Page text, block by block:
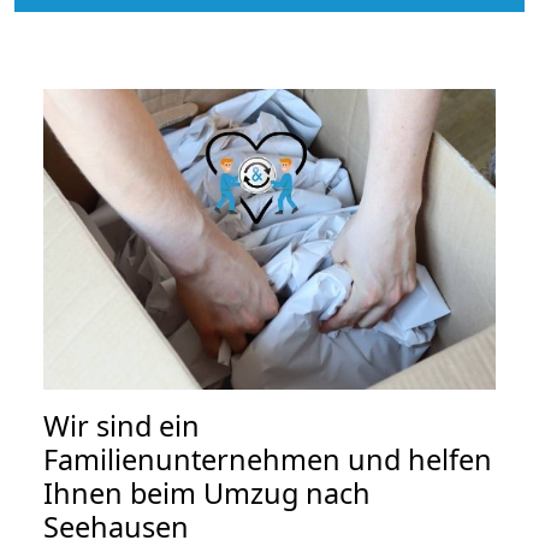
Wir sind ein
Familienunternehmen und helfen
Ihnen beim Umzug nach
Seehausen